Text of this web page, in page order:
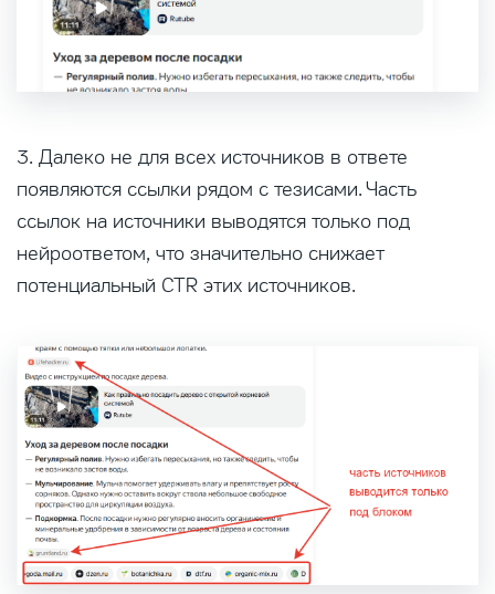
3. Далеко не для всех источников в ответе
появляются ссылки рядом с тезисами. Часть
ссылок на источники выводятся только под
нейроответом, что значительно снижает
потенциальный CTR этих источников.